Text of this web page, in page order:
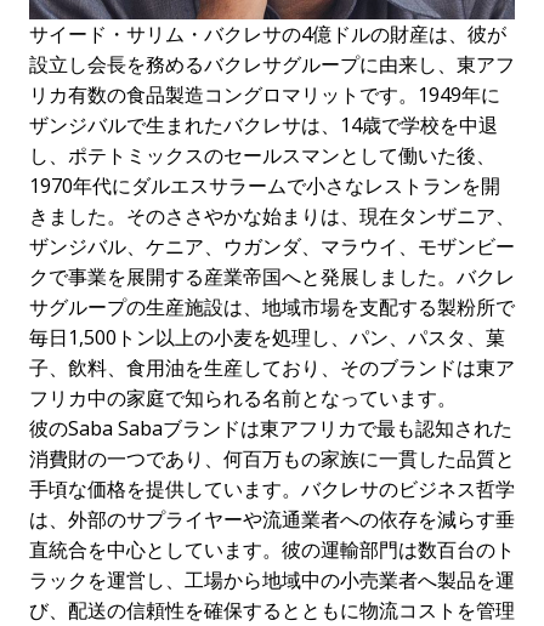
サイード・サリム・バクレサの4億ドルの財産は、彼が
設立し会長を務めるバクレサグループに由来し、東アフ
リカ有数の食品製造コングロマリットです。1949年に
ザンジバルで生まれたバクレサは、14歳で学校を中退
し、ポテトミックスのセールスマンとして働いた後、
1970年代にダルエスサラームで小さなレストランを開
きました。そのささやかな始まりは、現在タンザニア、
ザンジバル、ケニア、ウガンダ、マラウイ、モザンビー
クで事業を展開する産業帝国へと発展しました。バクレ
サグループの生産施設は、地域市場を支配する製粉所で
毎日1,500トン以上の小麦を処理し、パン、パスタ、菓
子、飲料、食用油を生産しており、そのブランドは東ア
フリカ中の家庭で知られる名前となっています。
彼のSaba Sabaブランドは東アフリカで最も認知された
消費財の一つであり、何百万もの家族に一貫した品質と
手頃な価格を提供しています。バクレサのビジネス哲学
は、外部のサプライヤーや流通業者への依存を減らす垂
直統合を中心としています。彼の運輸部門は数百台のト
ラックを運営し、工場から地域中の小売業者へ製品を運
び、配送の信頼性を確保するとともに物流コストを管理